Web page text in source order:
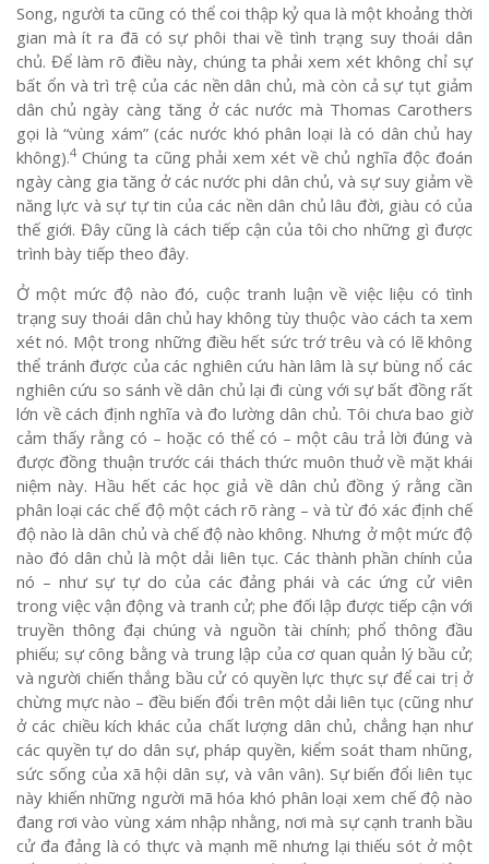
Song, người ta cũng có thể coi thập kỷ qua là một khoảng thời
gian mà ít ra đã có sự phôi thai về tình trạng suy thoái dân
chủ. Để làm rõ điều này, chúng ta phải xem xét không chỉ sự
bất ổn và trì trệ của các nền dân chủ, mà còn cả sự tụt giảm
dân chủ ngày càng tăng ở các nước mà Thomas Carothers
gọi là “vùng xám” (các nước khó phân loại là có dân chủ hay
không).4 Chúng ta cũng phải xem xét về chủ nghĩa độc đoán
ngày càng gia tăng ở các nước phi dân chủ, và sự suy giảm về
năng lực và sự tự tin của các nền dân chủ lâu đời, giàu có của
thế giới. Đây cũng là cách tiếp cận của tôi cho những gì được
trình bày tiếp theo đây.
Ở một mức độ nào đó, cuộc tranh luận về việc liệu có tình
trạng suy thoái dân chủ hay không tùy thuộc vào cách ta xem
xét nó. Một trong những điều hết sức trớ trêu và có lẽ không
thể tránh được của các nghiên cứu hàn lâm là sự bùng nổ các
nghiên cứu so sánh về dân chủ lại đi cùng với sự bất đồng rất
lớn về cách định nghĩa và đo lường dân chủ. Tôi chưa bao giờ
cảm thấy rằng có – hoặc có thể có – một câu trả lời đúng và
được đồng thuận trước cái thách thức muôn thuở về mặt khái
niệm này. Hầu hết các học giả về dân chủ đồng ý rằng cần
phân loại các chế độ một cách rõ ràng – và từ đó xác định chế
độ nào là dân chủ và chế độ nào không. Nhưng ở một mức độ
nào đó dân chủ là một dải liên tục. Các thành phần chính của
nó – như sự tự do của các đảng phái và các ứng cử viên
trong việc vận động và tranh cử; phe đối lập được tiếp cận với
truyền thông đại chúng và nguồn tài chính; phổ thông đầu
phiếu; sự công bằng và trung lập của cơ quan quản lý bầu cử;
và người chiến thắng bầu cử có quyền lực thực sự để cai trị ở
chừng mực nào – đều biến đổi trên một dải liên tục (cũng như
ở các chiều kích khác của chất lượng dân chủ, chẳng hạn như
các quyền tự do dân sự, pháp quyền, kiểm soát tham nhũng,
sức sống của xã hội dân sự, và vân vân). Sự biến đổi liên tục
này khiến những người mã hóa khó phân loại xem chế độ nào
đang rơi vào vùng xám nhập nhằng, nơi mà sự cạnh tranh bầu
cử đa đảng là có thực và mạnh mẽ nhưng lại thiếu sót ở một